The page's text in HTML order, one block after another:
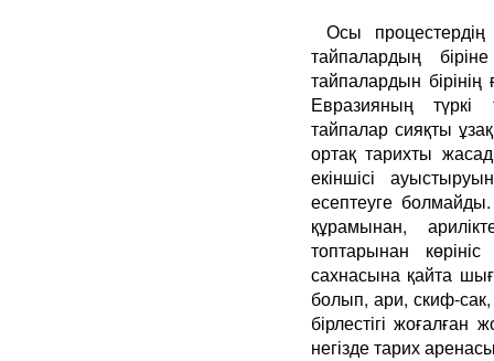
Осы
тайпалардың
тайпалардын
Евразияның түркі
тайпалар сияқты
ортақ тарихты
екіншісі
есептеуге
құрамынан,
топтарынан
сахнасына қайта
болып, ари, скиф-
бірлестігі жоғалған
негізде тарих